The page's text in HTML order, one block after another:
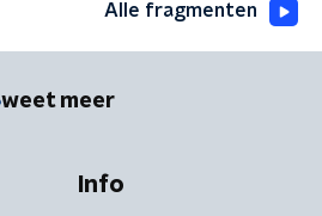
Alle fragmenten
weet meer
Info